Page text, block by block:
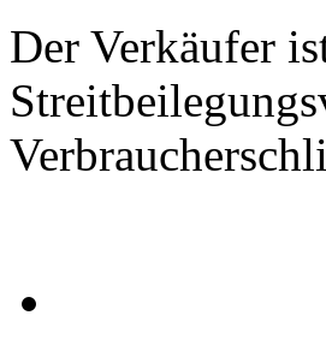
Der Verkäufer